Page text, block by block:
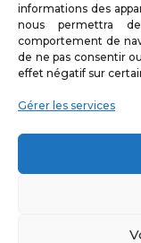
informations des
nous permettra
comportement de
de ne pas consentir
effet négatif sur
Gérer les services